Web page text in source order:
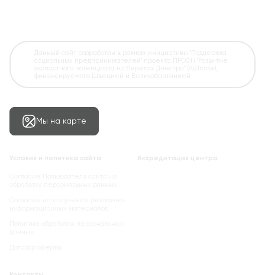
Мы на карте